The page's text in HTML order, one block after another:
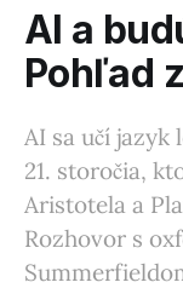
AI a
Pohľad
AI sa učí
21. storočia,
Aristotela a
Rozhovor s